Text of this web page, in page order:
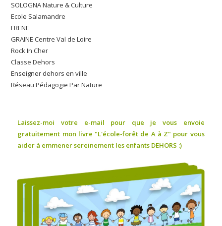
SOLOGNA Nature & Culture
Ecole Salamandre
FRENE
GRAINE Centre Val de Loire
Rock In Cher
Classe Dehors
Enseigner dehors en ville
Réseau Pédagogie Par Nature
Laissez-moi votre e-mail pour que je vous envoie
gratuitement mon livre "L'école-forêt de A à Z" pour vous
aider à emmener sereinement les enfants DEHORS :)